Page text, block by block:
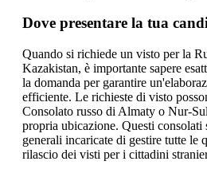
Dove presentare la tua
Quando si richiede un visto per la
Kazakistan, è importante sapere
la domanda per garantire
efficiente. Le richieste di visto
Consolato russo di Almaty o Nur-
propria ubicazione. Questi consolati
generali incaricate di gestire tutte le
rilascio dei visti per i cittadini